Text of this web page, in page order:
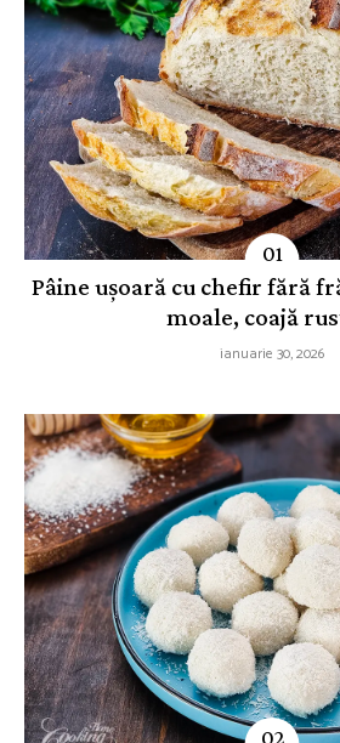
Pâine ușoară cu chefir fără
moale, coajă
ianuarie 30, 2026